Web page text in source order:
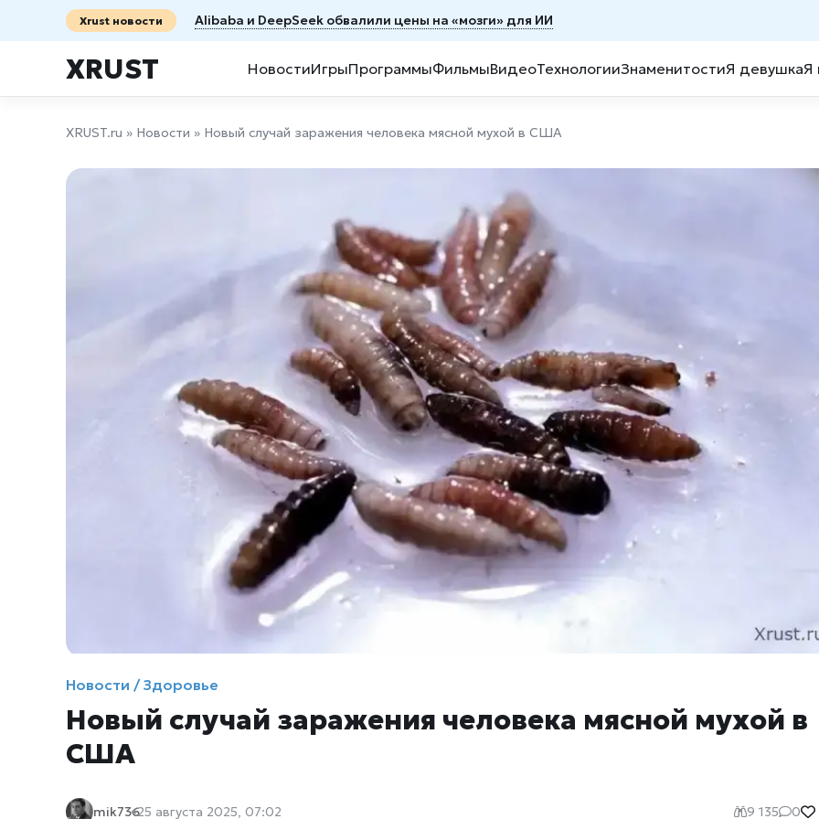
Xrust новости Alibaba и DeepSeek обвалили цены на «мозги» для ИИ
XRUST НовостиИгрыПрограммыФильмыВидеоТехнологииЗнаменитостиЯ девушкаЯ
XRUST.ru » Новости » Новый случай заражения человека мясной мухой в США
Новости / Здоровье
Новый случай заражения человека мясной мухой в
США
mik73625 августа 2025, 07:02 9 135 0